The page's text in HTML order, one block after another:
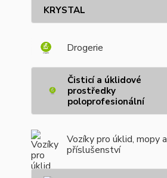
KRYSTAL
Drogerie
Čisticí a úklidové
prostředky
poloprofesionální
Vozíky pro úklid, mopy a
příslušenství